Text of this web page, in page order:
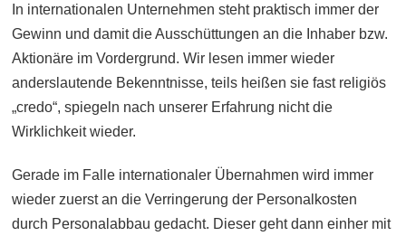
In internationalen Unternehmen steht praktisch immer der
Gewinn und damit die Ausschüttungen an die Inhaber bzw.
Aktionäre im Vordergrund. Wir lesen immer wieder
anderslautende Bekenntnisse, teils heißen sie fast religiös
„credo“, spiegeln nach unserer Erfahrung nicht die
Wirklichkeit wieder.
Gerade im Falle internationaler Übernahmen wird immer
wieder zuerst an die Verringerung der Personalkosten
durch Personalabbau gedacht. Dieser geht dann einher mit